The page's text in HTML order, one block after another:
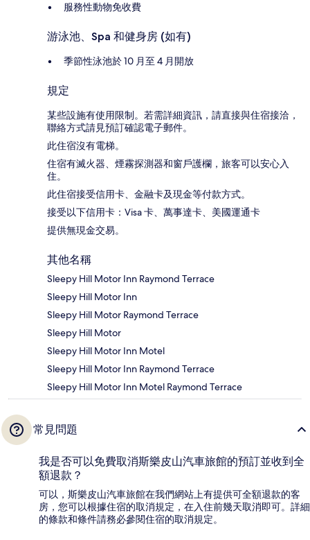
服務性動物免收費
游泳池、Spa 和健身房 (如有)
季節性泳池於 10 月至 4 月開放
規定
某些設施有使用限制。若需詳細資訊，請直接與住宿接洽，
聯絡方式請見預訂確認電子郵件。
此住宿沒有電梯。
住宿有滅火器、煙霧探測器和窗戶護欄，旅客可以安心入
住。
此住宿接受信用卡、金融卡及現金等付款方式。
接受以下信用卡：Visa 卡、萬事達卡、美國運通卡
提供無現金交易。
其他名稱
Sleepy Hill Motor Inn Raymond Terrace
Sleepy Hill Motor Inn
Sleepy Hill Motor Raymond Terrace
Sleepy Hill Motor
Sleepy Hill Motor Inn Motel
Sleepy Hill Motor Inn Raymond Terrace
Sleepy Hill Motor Inn Motel Raymond Terrace
常見問題
我是否可以免費取消斯樂皮山汽車旅館的預訂並收到全
額退款？
可以，斯樂皮山汽車旅館在我們網站上有提供可全額退款的客
房，您可以根據住宿的取消規定，在入住前幾天取消即可。詳細
的條款和條件請務必參閱住宿的取消規定。